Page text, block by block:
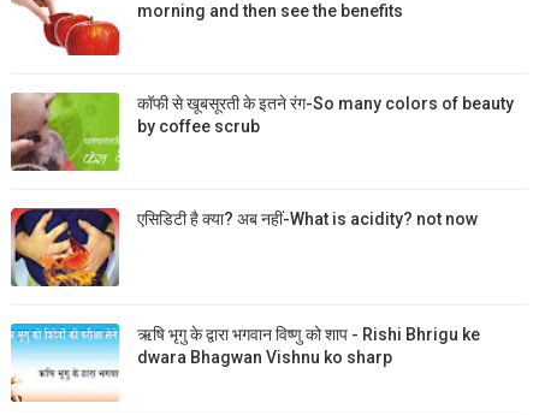
morning and then see the benefits
कॉफी से खूबसूरती के इतने रंग-So many colors of beauty
by coffee scrub
एसिडिटी है क्या? अब नहीं-What is acidity? not now
ऋषि भृगु के द्वारा भगवान विष्णु को शाप - Rishi Bhrigu ke
dwara Bhagwan Vishnu ko sharp